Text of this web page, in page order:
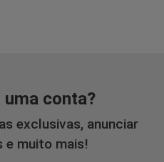
conta?
exclusivas, anunciar
muito mais!